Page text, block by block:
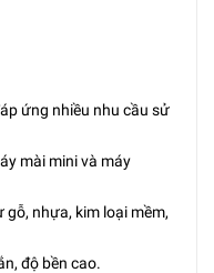
ứng nhiều nhu cầu sử
mài mini và máy
nhựa, kim loại mềm,
độ bền cao.